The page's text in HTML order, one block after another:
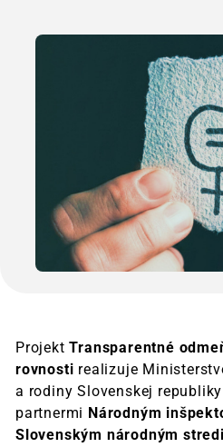
ProjektTransparentné
rovnosti realizuje
a rodiny Slovenskej
partnermi Národným
Slovenským národným